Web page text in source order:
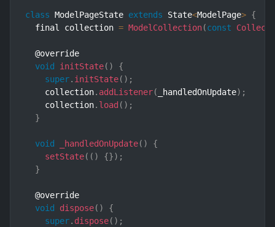
class ModelPageState extends State<ModelPage> {
  final collection
= ModelCollection(const
  @override
void
initState( )
{
super. initState( ) ;
    collection
. addListener( _handledOnUpdate) ;
    collection
. load ( ) ;
}
void _handledOnUpdate( )
{
setState( ( ) {}) ;
}
  @override
void
dispose( )
{
super. dispose( ) ;